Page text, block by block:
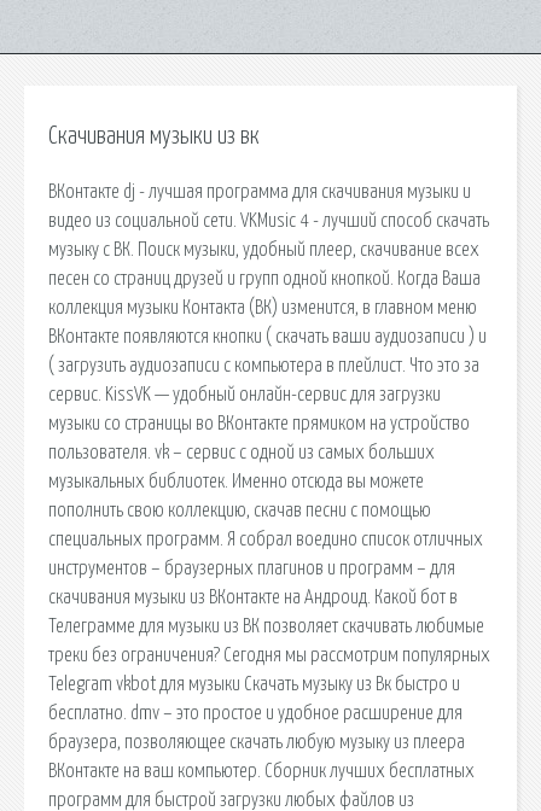
Скачивания музыки из вк
ВКонтакте dj - лучшая программа для скачивания музыки и
видео из социальной сети. VKMusic 4 - лучший способ скачать
музыку с ВК. Поиск музыки, удобный плеер, скачивание всех
песен со страниц друзей и групп одной кнопкой. Когда Ваша
коллекция музыки Контакта (ВК) изменится, в главном меню
ВКонтакте появляются кнопки ( скачать ваши аудиозаписи ) и
( загрузить аудиозаписи с компьютера в плейлист. Что это за
сервис. KissVK — удобный онлайн-сервис для загрузки
музыки со страницы во ВКонтакте прямиком на устройство
пользователя. vk – сервис с одной из самых больших
музыкальных библиотек. Именно отсюда вы можете
пополнить свою коллекцию, скачав песни с помощью
специальных программ. Я собрал воедино список отличных
инструментов – браузерных плагинов и программ – для
скачивания музыки из ВКонтакте на Андроид. Какой бот в
Телеграмме для музыки из ВК позволяет скачивать любимые
треки без ограничения? Сегодня мы рассмотрим популярных
Telegram vkbot для музыки Скачать музыку из Вк быстро и
бесплатно. dmv – это простое и удобное расширение для
браузера, позволяющее скачать любую музыку из плеера
ВКонтакте на ваш компьютер. Сборник лучших бесплатных
программ для быстрой загрузки любых файлов из